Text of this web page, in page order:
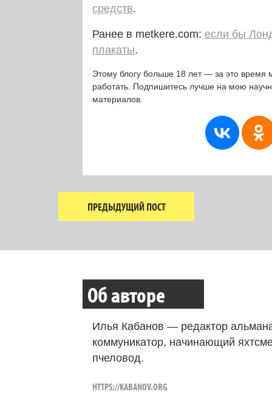
средств.
Ранее в metkere.com: если бы
плакаты.
Этому блогу больше 18 лет — за это время
работать. Подпишитесь лучше на мою
материалов.
ПРЕДЫДУЩИЙ ПОСТ
Об авторе
Илья Кабанов — редактор
коммуникатор, начинающий
пчеловод.
HTTPS://KABANOV.ORG